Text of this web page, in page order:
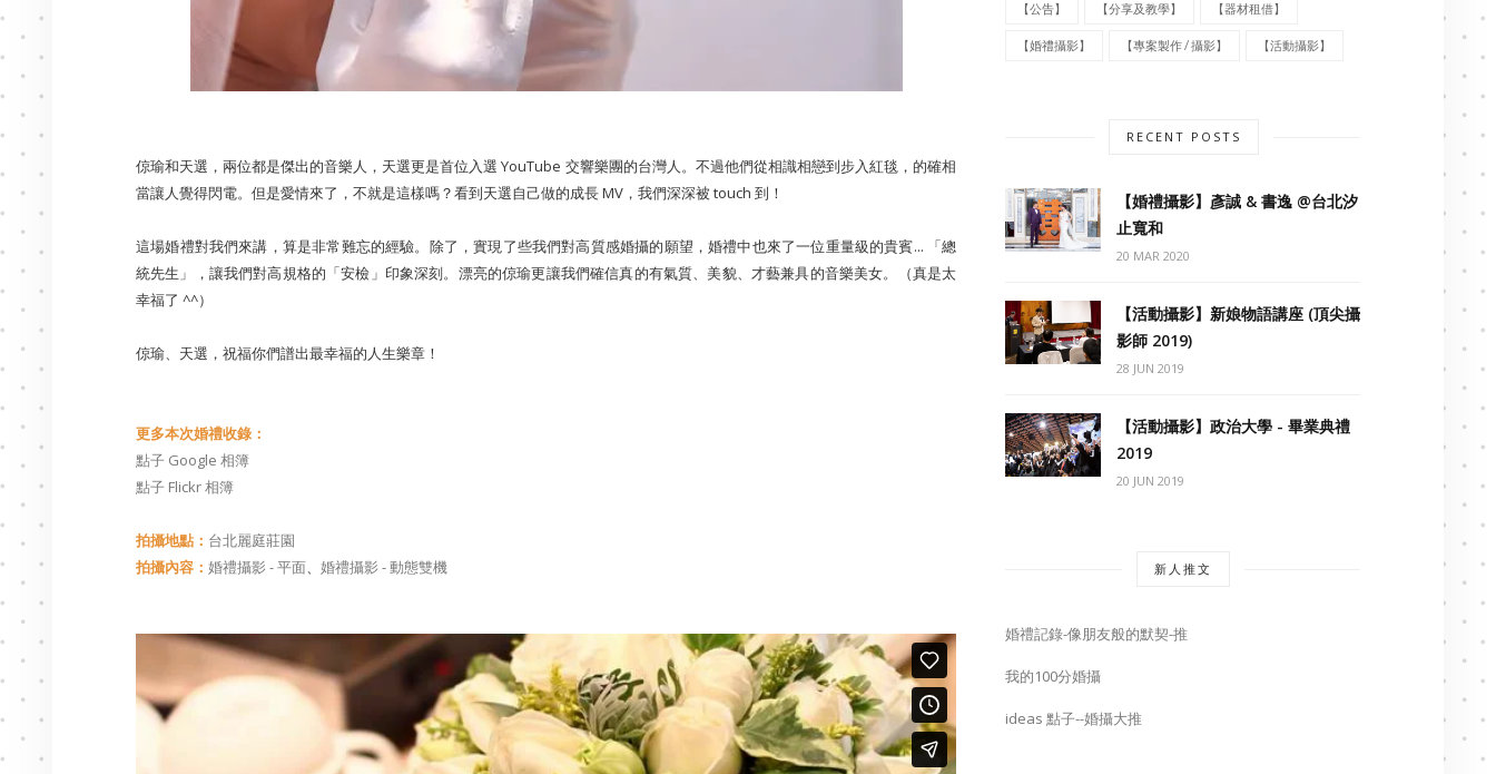
倞瑜和天選，兩位都是傑出的音樂人，天選更是首位入選 YouTube 交響樂團的台灣人。不過他們從相識相戀到步入紅毯，的確相
當讓人覺得閃電。但是愛情來了，不就是這樣嗎？看到天選自己做的成長 MV，我們深深被 touch 到！
這場婚禮對我們來講，算是非常難忘的經驗。除了，實現了些我們對高質感婚攝的願望，婚禮中也來了一位重量級的貴賓... 「總
統先生」，讓我們對高規格的「安檢」印象深刻。漂亮的倞瑜更讓我們確信真的有氣質、美貌、才藝兼具的音樂美女。（真是太
幸福了 ^^）
倞瑜、天選，祝福你們譜出最幸福的人生樂章！
更多本次婚禮收錄：
點子 Google 相簿
點子 Flickr 相簿
拍攝地點： 台北麗庭莊園
拍攝內容： 婚禮攝影 - 平面、 婚禮攝影 - 動態雙機
【公告】 【分享及教學】 【器材租借】
【婚禮攝影】 【專案製作 / 攝影】 【活動攝影】
RECENT POSTS
【婚禮攝影】彥誠 & 書逸 @台北汐
止寬和
20 MAR 2020
【活動攝影】新娘物語講座 (頂尖攝
影師 2019)
28 JUN 2019
【活動攝影】政治大學 - 畢業典禮
2019
20 JUN 2019
新人推文
婚禮記錄-像朋友般的默契-推
我的100分婚攝
ideas 點子--婚攝大推